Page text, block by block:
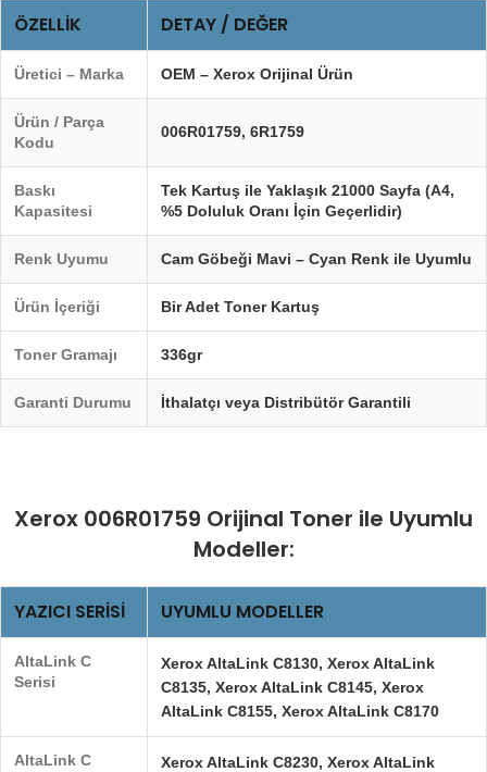
ÖZELLIK DETAY / DEĞER
Üretici – Marka OEM – Xerox Orijinal Ürün
Ürün / Parça
Kodu
006R01759, 6R1759
Baskı
Kapasitesi
Tek Kartuş ile Yaklaşık 21000 Sayfa (A4,
%5 Doluluk Oranı İçin Geçerlidir)
Renk Uyumu Cam Göbeği Mavi – Cyan Renk ile Uyumlu
Ürün İçeriği Bir Adet Toner Kartuş
Toner Gramajı 336gr
Garanti Durumu İthalatçı veya Distribütör Garantili
Xerox 006R01759 Orijinal Toner ile Uyumlu
Modeller:
YAZICI SERISI UYUMLU MODELLER
AltaLink C
Serisi
Xerox AltaLink C8130, Xerox AltaLink
C8135, Xerox AltaLink C8145, Xerox
AltaLink C8155, Xerox AltaLink C8170
AltaLink C
Xerox AltaLink C8230, Xerox AltaLink